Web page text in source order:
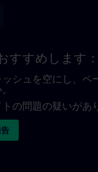
すすめします：
ッシュを空にし、ペ
トの問題の疑いがあ